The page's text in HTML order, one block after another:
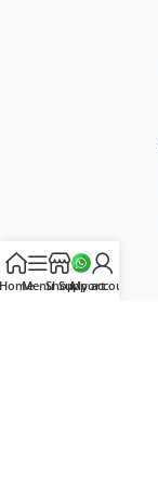
HomeMenuShopSupport
My account